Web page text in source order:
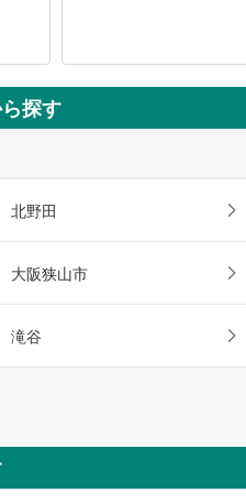
探す
北野田
大阪狭山市
滝谷